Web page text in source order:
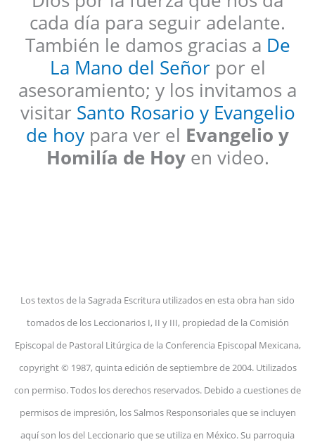
cada día para seguir adelante.
También le damos gracias a De
La Mano del Señorpor el
asesoramiento; y los invitamos a
visitar Santo Rosario y Evangelio
de hoy para ver el Evangelio y
Homilía de Hoyen video.
Los textos de la Sagrada Escritura utilizados en esta obra han sido
tomados de los Leccionarios I, II y III, propiedad de la Comisión
Episcopal de Pastoral Litúrgica de la Conferencia Episcopal Mexicana,
copyright © 1987, quinta edición de septiembre de 2004. Utilizados
con permiso. Todos los derechos reservados. Debido a cuestiones de
permisos de impresión, los Salmos Responsoriales que se incluyen
aquí son los del Leccionario que se utiliza en México. Su parroquia